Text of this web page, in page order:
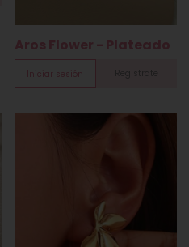
Aros Flower - Plateado
Iniciar sesión